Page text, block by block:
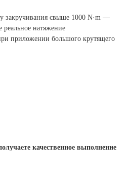
закручивания свыше 1000 N·m —
натяжение
приложении большого крутящего
качественное выполнение